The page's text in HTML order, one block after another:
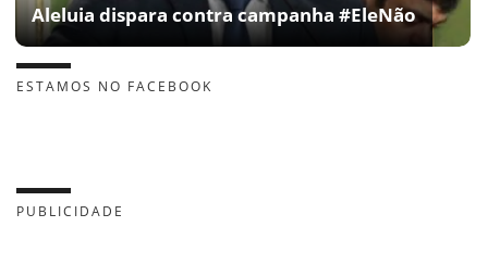
Aleluia dispara contra campanha #EleNão
ESTAMOS NO FACEBOOK
PUBLICIDADE